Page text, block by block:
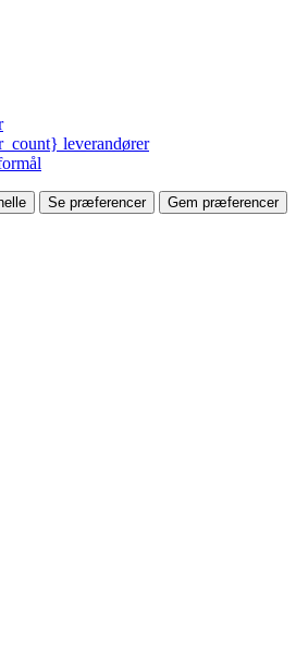
leverandører
Se præferencer Gem præferencer